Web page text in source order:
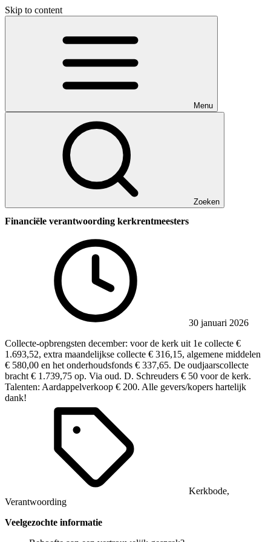
Skip to content
Menu
Zoeken
Financiële verantwoording kerkrentmeesters
30 januari 2026
Collecte-opbrengsten december: voor de kerk uit 1e collecte €
1.693,52, extra maandelijkse collecte € 316,15, algemene middelen
€ 580,00 en het onderhoudsfonds € 337,65. De oudjaarscollecte
bracht € 1.739,75 op. Via oud. D. Schreuders € 50 voor de kerk.
Talenten: Aardappelverkoop € 200. Alle gevers/kopers hartelijk
dank!
Kerkbode,
Verantwoording
Veelgezochte informatie